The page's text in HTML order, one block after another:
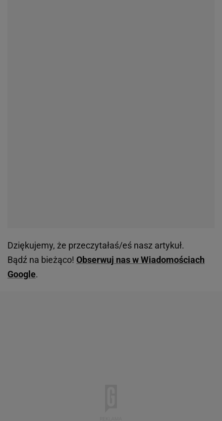
Dziękujemy, że przeczytałaś/eś nasz artykuł.
Bądź na bieżąco! Obserwuj nas w Wiadomościach
Google.